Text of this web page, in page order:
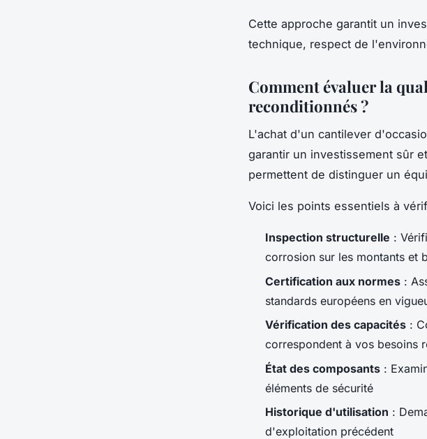
Cette approche garantit un
technique, respect de
Comment évaluer la
reconditionnés ?
L'achat d'un cantilever
garantir un investissement sûr
permettent de distinguer un
Voici les points essentiels à
Inspection structurelle :
corrosion sur les montants et
Certification aux normes :
standards européens en
Vérification des capacités :
correspondent à vos besoins
État des composants :
éléments de sécurité
Historique d'utilisation :
d'exploitation précédent